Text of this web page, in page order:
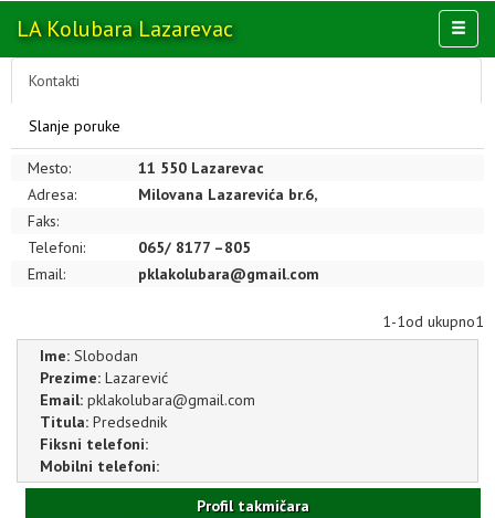
LA KolubaraLazarevac
AKTIVNOSTI
MULTIMEDIJA
OSTALO
Kontakti
Slanje poruke
Mesto:
11 550 Lazarevac
Adresa:
Milovana Lazarevića br.6,
Faks:
Telefoni:
065/ 8177 –805
Email:
pklakolubara@gmail.com
1-1od ukupno1
Ime:Slobodan
Prezime:Lazarević
Email:pklakolubara@gmail.com
Titula:Predsednik
Fiksni telefoni:
Mobilni telefoni:
Profil takmičara